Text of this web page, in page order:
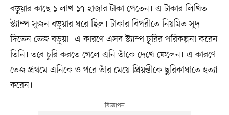
বড়ুয়ার কাছে ১ লাখ ১৭ হাজার টাকা পেতেন। এ টাকার লিখিত
স্ট্যাম্প সুজন বড়ুয়ার ঘরে ছিল। টাকার বিপরীতে নিয়মিত সুদ
দিতেন তেজ বড়ুয়া। এ কারণে এসব স্ট্যাম্প চুরির পরিকল্পনা করেন
তিনি। তবে চুরি করতে গেলে এনি তাঁকে দেখে ফেলেন। এ কারণে
তেজ প্রথমে এনিকে ও পরে তাঁর মেয়ে প্রিয়ন্তীকে ছুরিকাঘাতে হত্যা
করেন।